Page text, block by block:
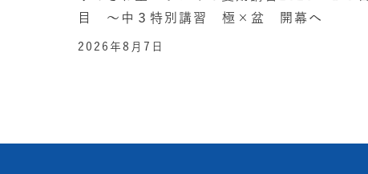
目 ～中３特別講習 極×盆 開幕へ
2026年8月7日